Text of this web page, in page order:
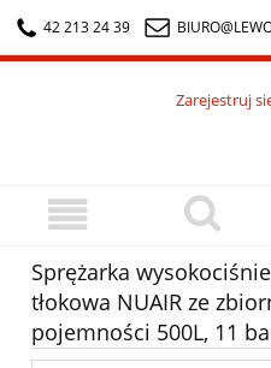
42 213 24 39
Zarejestruj
Sprężarka
tłokowa NUAIR ze
pojemności 500L, 11